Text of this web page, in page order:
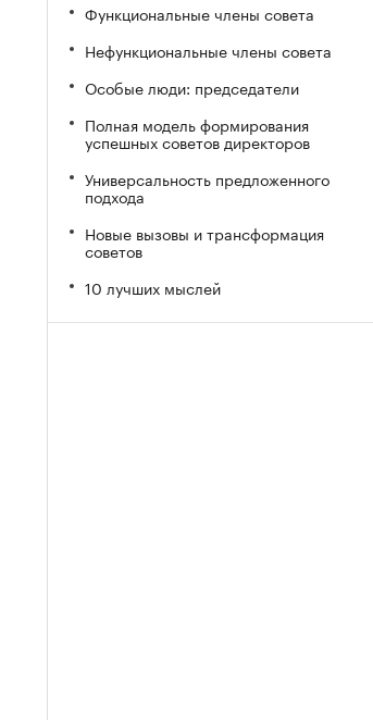
Функциональные члены совета
Нефункциональные члены совета
Особые люди: председатели
Полная модель формирования
успешных советов директоров
Универсальность предложенного
подхода
Новые вызовы и трансформация
советов
10 лучших мыслей